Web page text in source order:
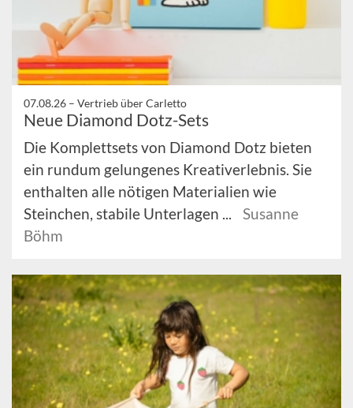
07.08.26 – Vertrieb über Carletto
Neue Diamond Dotz-Sets
Die Komplettsets von Diamond Dotz bieten
ein rundum gelungenes Kreativerlebnis. Sie
enthalten alle nötigen Materialien wie
Steinchen, stabile Unterlagen ...
Susanne
Böhm